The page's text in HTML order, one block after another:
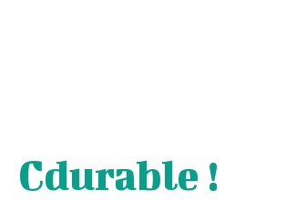
Cdurable !